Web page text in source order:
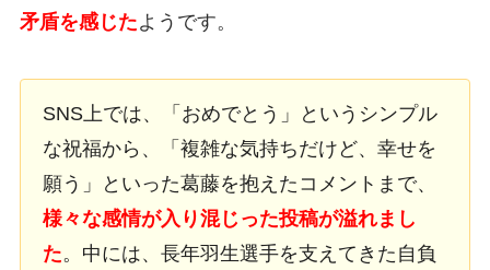
矛盾を感じたようです。
SNS上では、「おめでとう」というシンプル
な祝福から、「複雑な気持ちだけど、幸せを
願う」といった葛藤を抱えたコメントまで、
様々な感情が入り混じった投稿が溢れまし
た。中には、長年羽生選手を支えてきた自負